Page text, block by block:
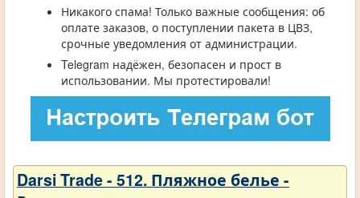
Никакого спама! Только важные сообщения: об
оплате заказов, о поступлении пакета в ЦВЗ,
срочные уведомления от администрации.
Telegram надёжен, безопасен и прост в
использовании. Мы протестировали!
Darsi Trade - 512. Пляжное белье -